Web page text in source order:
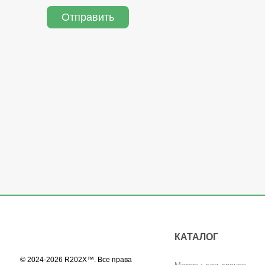
Отправить
© 2024-2026 R202X™. Все права
КАТАЛОГ